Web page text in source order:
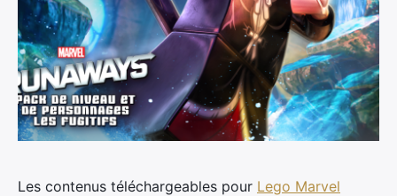
Les contenus téléchargeables pour Lego Marvel